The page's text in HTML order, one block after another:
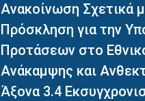
Ανακοίνωση Σχετικά
Πρόσκληση για την
Προτάσεων στο
Ανάκαμψης και
Άξονα 3.4